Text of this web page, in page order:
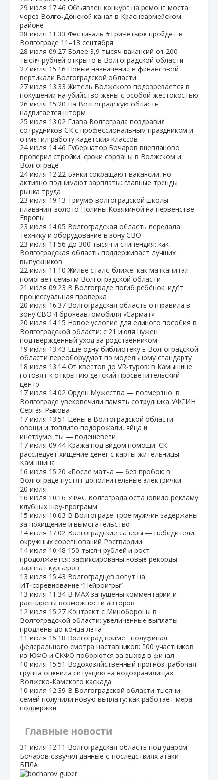
29 июля 17:46 Объявлен конкурс на ремонт моста
через Волго‑Донской канал в Красноармейском
районе
28 июля 11:33 Фестиваль #ТриЧетыре пройдёт в
Волгограде 11–13 сентября
28 июля 09:27 Более 3,9 тысяч вакансий от 200
тысяч рублей открыто в Волгоградской области
27 июля 15:16 Новые назначения в финансовой
вертикали Волгоградской области
27 июля 13:33 Житель Волжского подозревается в
покушении на убийство жены с особой жестокостью
26 июля 15:20 На Волгоградскую область
надвигается шторм
25 июля 13:02 Глава Волгограда поздравил
сотрудников СК с профессиональным праздником и
отметил работу кадетских классов
24 июля 14:46 Губернатор Бочаров внепланово
проверил стройки: сроки сорваны в Волжском и
Волгограде
24 июля 12:22 Банки сокращают вакансии, но
активно поднимают зарплаты: главные тренды
рынка труда
23 июля 19:13 Триумф волгоградской школы
плавания: золото Полины Козякиной на первенстве
Европы
23 июля 14:05 Волгоградская область передала
технику и оборудование в зону СВО
23 июля 11:56 До 300 тысяч и стипендия: как
Волгоградская область поддерживает лучших
выпускников
22 июля 11:10 Жильё стало ближе: как маткапитал
помогает семьям Волгоградской области
21 июля 09:23 В Волгограде погиб ребёнок: идёт
процессуальная проверка
20 июля 16:37 Волгоградская область отправила в
зону СВО 4 бронеавтомобиля «Сармат»
20 июля 14:15 Новое условие для единого пособия в
Волгоградской области: с 21 июля нужен
подтверждённый уход за родственником
19 июля 13:43 Ещё одну библиотеку в Волгоградской
области переоборудуют по модельному стандарту
18 июля 13:14 От квестов до VR‑туров: в Камышине
готовят к открытию детский просветительский
центр
17 июля 14:02 Орден Мужества — посмертно: в
Волгограде увековечили память сотрудника УФСИН
Сергея Рыкова
17 июля 13:51 Цены в Волгоградской области:
овощи и топливо подорожали, яйца и
инструменты — подешевели
17 июля 09:44 Кража под видом помощи: СК
расследует хищение денег с карты жительницы
Камышина
16 июля 15:20 «После матча — без пробок: в
Волгограде пустят дополнительные электрички
20 июля
16 июля 10:16 УФАС Волгограда остановило рекламу
клубных шоу‑программ
15 июля 10:03 В Волгограде трое мужчин задержаны
за похищение и вымогательство
14 июля 17:02 Волгоградские сапёры — победители
окружных соревнований Росгвардии
14 июля 10:48 150 тысяч рублей и рост
продолжается: зафиксированы новые рекорды
зарплат курьеров
13 июля 15:43 Волгоградцев зовут на
ИТ‑соревнование “Нейроигры”
13 июля 11:34 В МАХ запущены комментарии и
расширены возможности авторов
12 июля 15:27 Контракт с Минобороны в
Волгоградской области: увеличенные выплаты
продлены до конца лета
11 июля 15:18 Волгоград примет полуфинал
федерального смотра наставников: 500 участников
из ЮФО и СКФО поборются за выход в финал
10 июля 15:51 Водохозяйственный прогноз: рабочая
группа оценила ситуацию на водохранилищах
Волжско‑Камского каскада
10 июля 12:39 В Волгоградской области тысячи
семей получили новую выплату: как работает мера
поддержки
Главные новости
31 июля 12:11 Волгоградская область под ударом:
Бочаров озвучил данные о последствиях атаки
БПЛА